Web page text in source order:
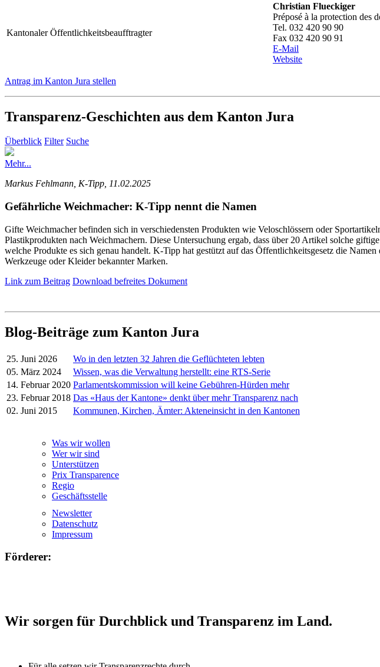
Kantonaler Öffentlichkeitsbeaufftragter
Christian Flueckiger
Préposé à la protection des
Tel. 032 420 90 90
Fax 032 420 90 91
E-Mail
Website
Antrag im Kanton Jura stellen
Transparenz-Geschichten aus dem Kanton Jura
Überblick Filter Suche
Mehr...
Markus Fehlmann, K-Tipp, 11.02.2025
Gefährliche Weichmacher: K-Tipp nennt die Namen
Gifte Weichmacher befinden sich in verschiedensten Produkten wie Veloschlössern oder
Plastikprodukten nach Weichmachern. Diese Untersuchung ergab, dass über 20 Artikel solche
welche Produkte es sich genau handelt. K-Tipp hat gestützt auf das Öffentlichkeitsgesetz die
Werkzeuge oder Kleider bekannter Marken.
Link zum Beitrag Download befreites Dokument
Blog-Beiträge zum Kanton Jura
25. Juni 2026
Wo in den letzten 32 Jahren die Geflüchteten lebten
05. März 2024
Wissen, was die Verwaltung herstellt: eine RTS-Serie
14. Februar 2020 Parlamentskommission will keine Gebühren-Hürden mehr
23. Februar 2018 Das «Haus der Kantone» denkt über mehr Transparenz nach
02. Juni 2015
Kommunen, Kirchen, Ämter: Akteneinsicht in den Kantonen
Was wir wollen
Wer wir sind
Unterstützen
Prix Transparence
Regio
Geschäftsstelle
Newsletter
Datenschutz
Impressum
Förderer:
Wir sorgen für Durchblick und Transparenz im Land.